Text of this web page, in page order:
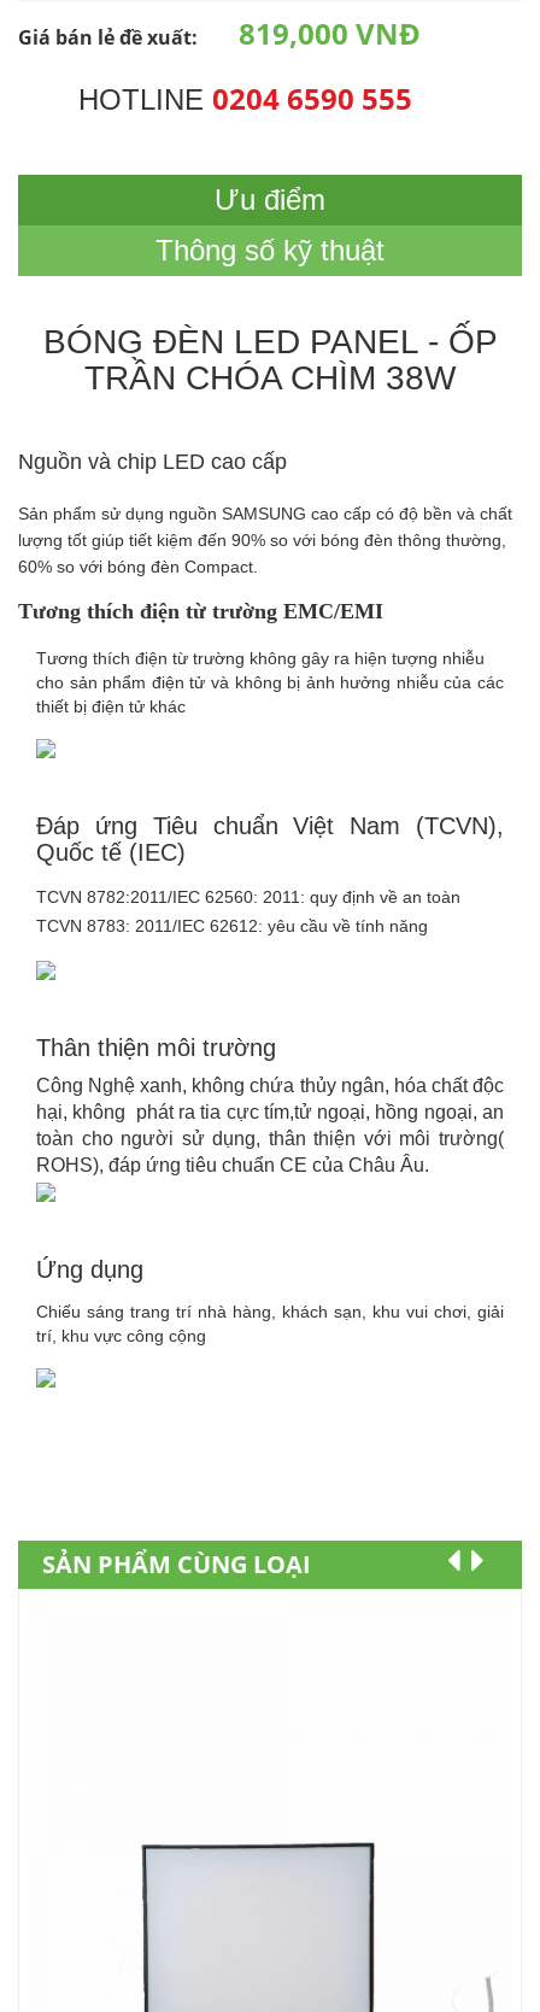
Giá bán lẻ đề xuất: 819,000 VNĐ
HOTLINE 0204 6590 555
Ưu điểm
Thông số kỹ thuật
BÓNG ĐÈN LED PANEL - ỐP
TRẦN CHÓA CHÌM 38W
Nguồn và chip LED cao cấp
Sản phẩm sử dụng nguồn SAMSUNG cao cấp có độ bền và chất
lượng tốt giúp tiết kiệm đến 90% so với bóng đèn thông thường,
60% so với bóng đèn Compact.
Tương thích điện từ trường EMC/EMI
Tương thích điện từ trường không gây ra hiện tượng nhiễu
cho sản phẩm điện tử và không bị ảnh hưởng nhiễu của các
thiết bị điện tử khác
Đáp ứng Tiêu chuẩn Việt Nam (TCVN),
Quốc tế (IEC)
TCVN 8782:2011/IEC 62560: 2011: quy định về an toàn
TCVN 8783: 2011/IEC 62612: yêu cầu về tính năng
Thân thiện môi trường
Công Nghệ xanh, không chứa thủy ngân, hóa chất độc
hại, không phát ra tia cực tím,tử ngoại, hồng ngoại, an
toàn cho người sử dụng, thân thiện với môi trường(
ROHS), đáp ứng tiêu chuẩn CE của Châu Âu.
Ứng dụng
Chiếu sáng trang trí nhà hàng, khách sạn, khu vui chơi, giải
trí, khu vực công cộng
SẢN PHẨM CÙNG LOẠI